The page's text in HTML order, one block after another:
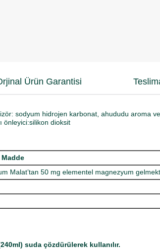
Ürün Garantisi
sodyum hidrojen karbonat, ahududu aroma
önleyici:silikon dioksit
Madde
Malat’tan 50 mg elementel magnezyum
suda çözdürülerek kullanılır.